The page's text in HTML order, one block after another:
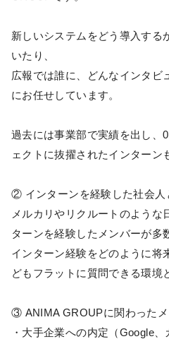
新しいシステムをどう導入する
いたり、
広報では誰に、どんなインタビ
にお任せしています。
過去には事業部で実績を出し、
ェクトに抜擢されたインターン
② インターンを経験した社会人
メルカリやリクルートのような
ターンを経験したメンバーが多
インターン経験をどのように将
どもフラットに質問できる環境
③ ANIMA GROUPに関わった
・大手企業への内定（Google